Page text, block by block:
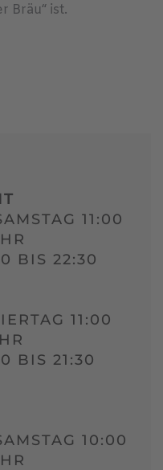
Bräu“ ist.
11:00
BIS 22:30
11:00
BIS 21:30
10:00